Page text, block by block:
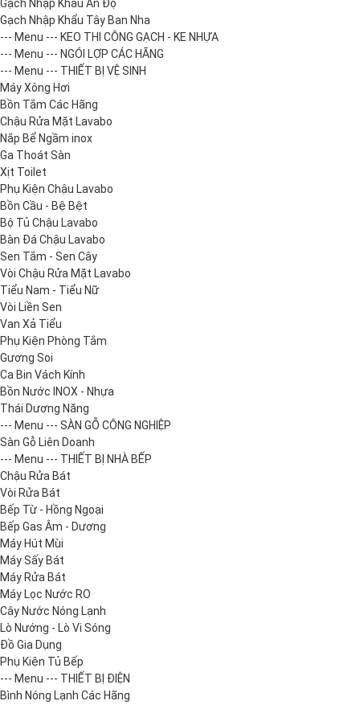
Gạch Nhập Khẩu Ấn Độ
Gạch Nhập Khẩu Tây Ban Nha
--- Menu --- KEO THI CÔNG GẠCH - KE NHỰA
--- Menu --- NGÓI LỢP CÁC HÃNG
--- Menu --- THIẾT BỊ VỆ SINH
Máy Xông Hơi
Bồn Tắm Các Hãng
Chậu Rửa Mặt Lavabo
Nắp Bể Ngầm inox
Ga Thoát Sàn
Xịt Toilet
Phụ Kiện Chậu Lavabo
Bồn Cầu - Bệ Bệt
Bộ Tủ Chậu Lavabo
Bàn Đá Chậu Lavabo
Sen Tắm - Sen Cây
Vòi Chậu Rửa Mặt Lavabo
Tiểu Nam - Tiểu Nữ
Vòi Liền Sen
Van Xả Tiểu
Phụ Kiện Phòng Tắm
Gương Soi
Ca Bin Vách Kính
Bồn Nước INOX - Nhựa
Thái Dương Năng
--- Menu --- SÀN GỖ CÔNG NGHIỆP
Sàn Gỗ Liên Doanh
--- Menu --- THIẾT BỊ NHÀ BẾP
Chậu Rửa Bát
Vòi Rửa Bát
Bếp Từ - Hồng Ngoại
Bếp Gas Âm - Dương
Máy Hút Mùi
Máy Sấy Bát
Máy Rửa Bát
Máy Lọc Nước RO
Cây Nước Nóng Lạnh
Lò Nướng - Lò Vi Sóng
Đồ Gia Dụng
Phụ Kiện Tủ Bếp
--- Menu --- THIẾT BỊ ĐIỆN
Bình Nóng Lạnh Các Hãng